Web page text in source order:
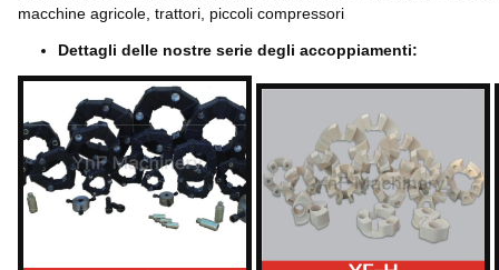
macchine agricole, trattori, piccoli compressori
Dettagli delle nostre serie degli accoppiamenti: